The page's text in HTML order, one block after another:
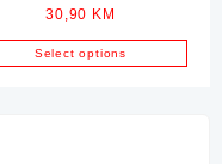
Tijelo za 2 x T8 LED
Neonke 120cm
30,90 KM
Select options